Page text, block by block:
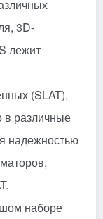
3D-
лежит
(SLAT),
в различные
надежностью
наборе